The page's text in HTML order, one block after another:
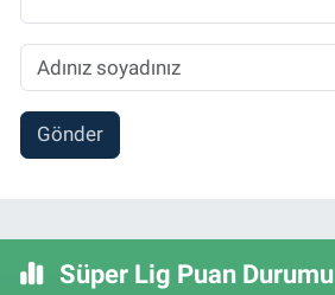
Gönder
Süper Lig Puan Durumu